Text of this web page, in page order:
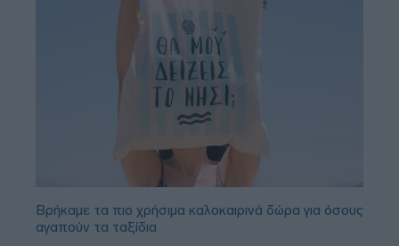
Βρήκαμε τα πιο χρήσιμα καλοκαιρινά δώρα για όσους
αγαπούν τα ταξίδια